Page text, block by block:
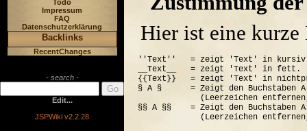
Todo
Impressum
FAQ
Datenschutzerklärung
Backlinks
RecentChanges
- search -
Edit...
JSPWiki v2.2.28
Hier ist eine
''Text''   = zeigt 'Text' in
__Text__   = zeigt 'Text' in fett.
{{Text}}   = zeigt 'Text' in
§ A §      = Zeigt den Buchstaben
(Leerzeichen
§§ A §§    = Zeigt den Buchstaben
(Leerzeichen